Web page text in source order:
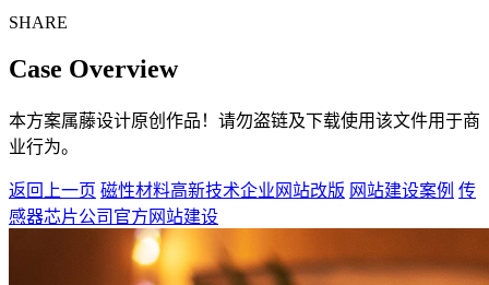
SHARE
Case Overview
本方案属藤设计原创作品！请勿盗链及下载使用该文件用于商
业行为。
返回上一页 磁性材料高新技术企业网站改版 网站建设案例 传
感器芯片公司官方网站建设